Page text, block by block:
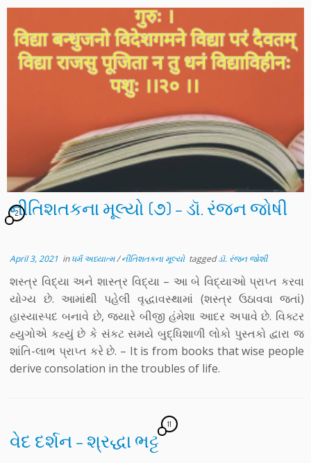
નીતિશતકના મૂલ્યો (૭) – ડૉ. રંજન જોષી
2
April 3, 2021 inધર્મ અધ્યાત્મ/નીતિશતકના મૂલ્યો taggedડૉ. રંજન જોશી
શસ્ત્ર વિદ્યા અને શાસ્ત્ર વિદ્યા – આ બે વિદ્યાઓ પ્રાપ્ત કરવા
યોગ્ય છે. આમાંથી પહેલી વૃદ્ધાવસ્થામાં (શસ્ત્ર ઉઠાવવા જતાં)
હાસ્યાસ્પદ બનાવે છે, જ્યારે બીજી હંમેશા આદર અપાવે છે. વિક્ટર
હ્યુગોએ કહ્યું છે કે સંકટ સમયે બુદ્ધિશાળી લોકો પુસ્તકો દ્વારા જ
શાંતિ-લાભ પ્રાપ્ત કરે છે. – It is from books that wise people
derive consolation in the troubles of life.
વેદ દર્શન – શ્રદ્ધા ભટ્ટ
11